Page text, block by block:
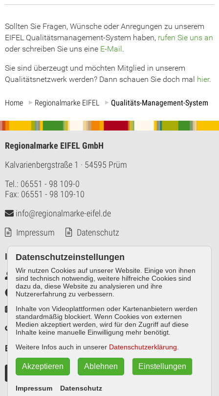
Sollten Sie Fragen, Wünsche oder Anregungen zu unserem
EIFEL Qualitätsmanagement-System haben, rufen Sie uns an
oder schreiben Sie uns eine E-Mail.
Sie sind überzeugt und möchten Mitglied in unserem
Qualitätsnetzwerk werden? Dann schauen Sie doch mal hier.
Home Regionalmarke EIFEL Qualitäts-Management-System
Regionalmarke EIFEL GmbH
Kalvarienbergstraße 1 · 54595 Prüm
Tel.: 06551 - 98 109-0
Fax: 06551 - 98 109-10
info@regionalmarke-eifel.de
Impressum
Datenschutz
Infos
Markennutzer intern
Infothek
Pressespiegel
Links
Besuchen Sie uns auch auf
Datenschutzeinstellungen
Wir nutzen Cookies auf unserer Website. Einige von ihnen
sind technisch notwendig, weitere hilfreiche Cookies sind
dazu da, diese Website zu analysieren und ihre
Nutzererfahrung zu verbessern.
Inhalte von Videoplattformen oder Kartenanbietern werden
standardmäßig blockiert. Wenn Cookies von externen
Medien akzeptiert werden, wird für den Zugriff auf diese
Inhalte keine manuelle Einwilligung mehr benötigt.
Weitere Infos auch in unserer Datenschutzerklärung
Impressum Datenschutz
Einstellungen
Ablehnen
Akzeptieren